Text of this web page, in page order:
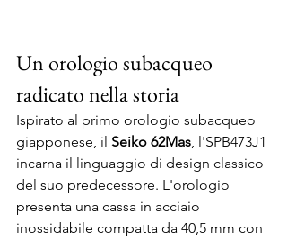
Un orologio subacqueo
radicato nella storia
Ispirato al primo orologio subacqueo
giapponese, il Seiko 62Mas, l'SPB473J1
incarna il linguaggio di design classico
del suo predecessore. L'orologio
presenta una cassa in acciaio
inossidabile compatta da 40,5 mm con